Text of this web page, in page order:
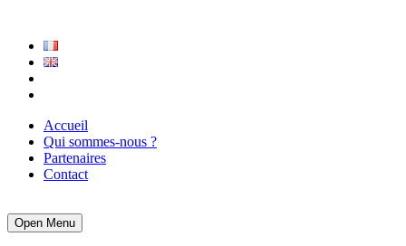
Accueil
Qui sommes-nous ?
Partenaires
Contact
Open Menu